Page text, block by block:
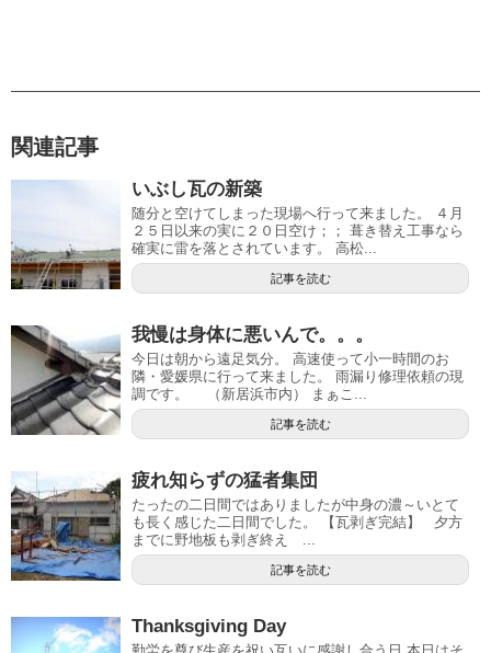
関連記事
いぶし瓦の新築
随分と空けてしまった現場へ行って来ました。 ４月
２５日以来の実に２０日空け；； 葺き替え工事なら
確実に雷を落とされています。 高松...
記事を読む
我慢は身体に悪いんで。。。
今日は朝から遠足気分。 高速使って小一時間のお
隣・愛媛県に行って来ました。 雨漏り修理依頼の現
調です。 （新居浜市内） まぁこ...
記事を読む
疲れ知らずの猛者集団
たったの二日間ではありましたが中身の濃～いとて
も長く感じた二日間でした。 【瓦剥ぎ完結】 夕方
までに野地板も剥ぎ終え ...
記事を読む
Thanksgiving Day